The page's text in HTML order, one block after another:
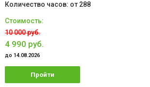
от 288
10 000 руб.
4 990 руб.
до 14.08.2026
Пройти